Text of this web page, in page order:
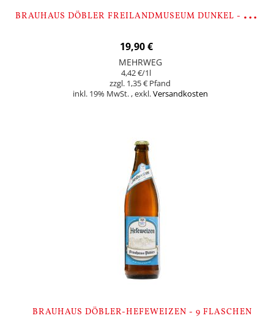
B
RAUHAUS DÖBLER FREILANDMUSEUM DUNKEL - 9 FLASCHEN
19,90 €
MEHRWEG
4,42 €/1l
1,35 €
inkl. 19% MwSt. ,exkl.Versandkosten
BRAUHAUS DÖBLER-HEFEWEIZEN - 9 FLASCHEN